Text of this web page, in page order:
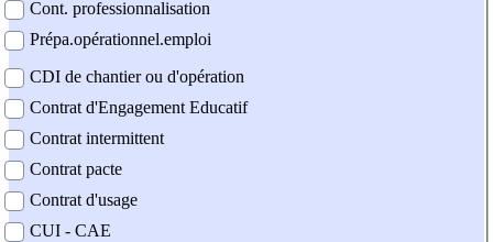
Cont. professionnalisation
Prépa.opérationnel.emploi
CDI de chantier ou d'opération
Contrat d'Engagement Educatif
Contrat intermittent
Contrat pacte
Contrat d'usage
CUI - CAE